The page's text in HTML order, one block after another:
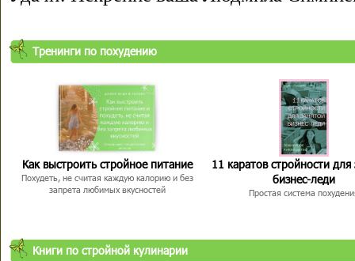
Тренинги по похудению
Как выстроить стройное питание
Похудеть, не считая каждую калорию и без
запрета любимых вкусностей
11 каратов стройности для
бизнес-леди
Простая система
Книги по стройной кулинарии